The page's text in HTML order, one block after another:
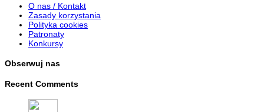
O nas / Kontakt
Zasady korzystania
Polityka cookies
Patronaty
Konkursy
Obserwuj nas
Recent Comments